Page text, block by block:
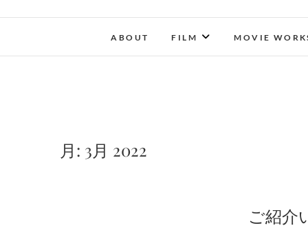
ABOUT FILM MOVIE
月: 3月 2022
ご紹介